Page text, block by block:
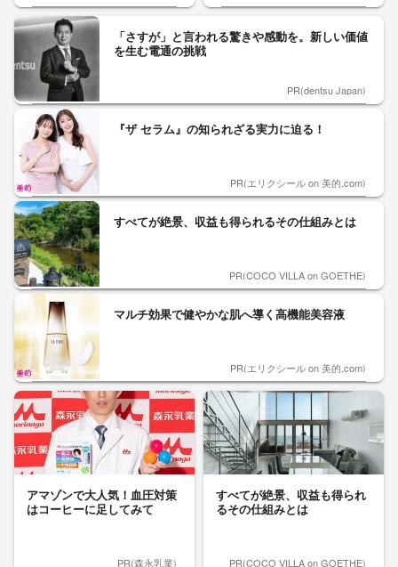
「さすが」と言われる驚きや感動を。新しい価値
を生む電通の挑戦
PR(dentsu Japan)
『ザ セラム』の知られざる実力に迫る！
PR(エリクシール on 美的.com)
すべてが絶景、収益も得られるその仕組みとは
PR(COCO VILLA on GOETHE)
マルチ効果で健やかな肌へ導く高機能美容液
PR(エリクシール on 美的.com)
アマゾンで大人気！血圧対策
はコーヒーに足してみて
PR(森永乳業)
すべてが絶景、収益も得られ
るその仕組みとは
PR(COCO VILLA on GOETHE)